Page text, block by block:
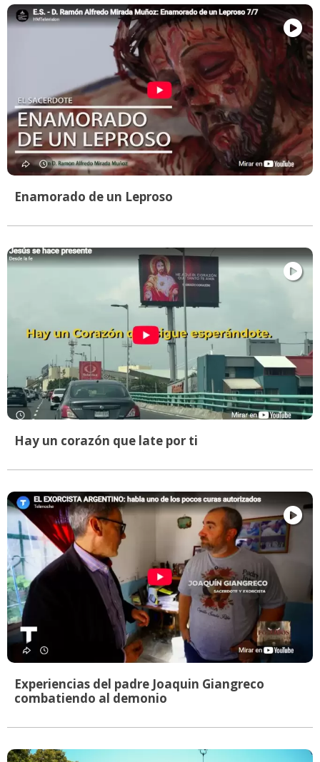
Enamorado de un Leproso
Hay un corazón que late por ti
Experiencias del padre Joaquin Giangreco
combatiendo al demonio